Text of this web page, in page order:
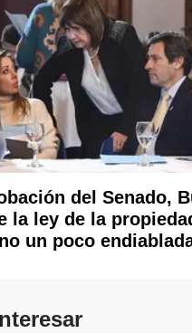
del Senado,
la ley de la
un poco